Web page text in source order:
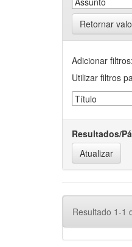
Retornar
Adicionar filtros:
Utilizar filtros
Resultados/
Resultado 1-1